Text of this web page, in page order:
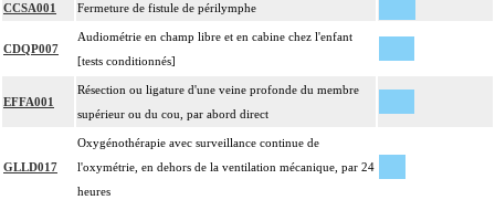
CCSA001 Fermeture de fistule de périlymphe
CDQP007
Audiométrie en champ libre et en cabine chez l'enfant
[tests conditionnés]
EFFA001
Résection ou ligature d'une veine profonde du membre
supérieur ou du cou, par abord direct
GLLD017
Oxygénothérapie avec surveillance continue de
l'oxymétrie, en dehors de la ventilation mécanique, par 24
heures